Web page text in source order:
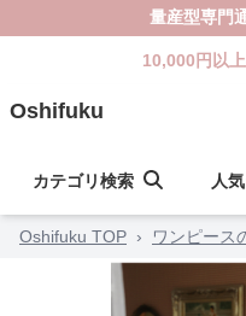
量産型専門
10,000円以
Oshifuku
カテゴリ検索 人
Oshifuku TOP › ワンピース